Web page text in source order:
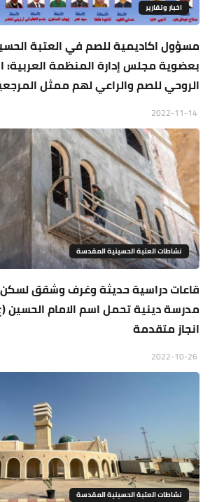
اخبار وتقارير
مسؤول اكاديمية للصم في العتبة
بعضوية مجلس إدارة المنظمة العربية:
الروحي للصم والراعي لهم ممثل
نشاطات العتبة الحسينية المقدسة
قاعات دراسية حديثة وغرف وشقق لسكن
مدرسة دينية تحمل اسم الامام
انجاز متقدمة
نشاطات العتبة الحسينية المقدسة